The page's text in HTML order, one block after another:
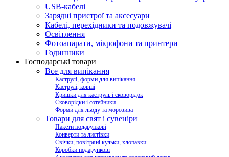
USB-кабелі
Зарядні пристрої та аксесуари
Кабелі, перехідники та подовжувачі
Освітлення
Фотоапарати, мікрофони та принтери
Годинники
Господарські товари
Все для випікання
Каструлі, форми для випікання
Каструлі, ковші
Кришки для каструль і сковорідок
Сковорідки і сотейники
Форми для льоду та морозива
Товари для свят і сувеніри
Пакети подарункові
Конверти та листівки
Свічки, повітряні кульки, хлопавки
Коробки подарункові